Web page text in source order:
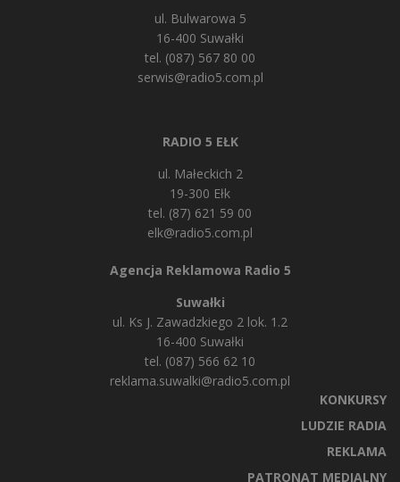
ul. Bulwarowa 5
16-400 Suwałki
tel. (087) 567 80 00
serwis@radio5.com.pl
RADIO 5 EŁK
ul. Małeckich 2
19-300 Ełk
tel. (87) 621 59 00
elk@radio5.com.pl
Agencja Reklamowa Radio 5
Suwałki
ul. Ks J. Zawadzkiego 2 lok. 1.2
16-400 Suwałki
tel. (087) 566 62 10
reklama.suwalki@radio5.com.pl
KONKURSY
LUDZIE RADIA
REKLAMA
PATRONAT MEDIALNY